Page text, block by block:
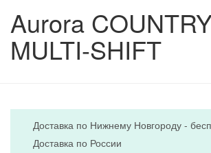
Aurora
MULTI-SHIFT
Доставка по Нижнему Новгороду -
Доставка по России